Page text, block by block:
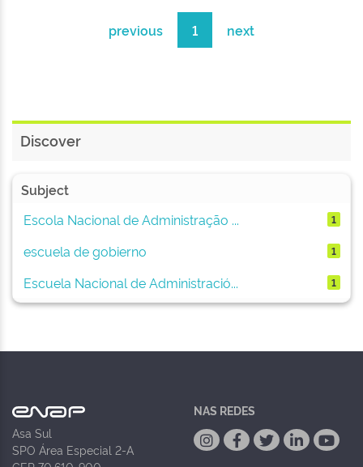
previous 1 next
Discover
Subject
Escola Nacional de Administração ...
1
escuela de gobierno 1
Escuela Nacional de Administració... 1
Asa Sul
SPO Área Especial 2-A
NAS REDES